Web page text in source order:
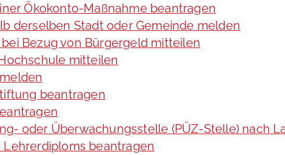
Ökokonto-Maßnahme beantragen
derselben Stadt oder Gemeinde melden
Bezug von Bürgergeld mitteilen
mitteilen
beantragen
oder Überwachungsstelle (PÜZ-Stelle) nach
beantragen